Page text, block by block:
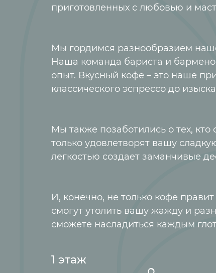
приготовленных с любовью и
Мы гордимся разнообразием
Наша команда бариста и
опыт. Вкусный кофе – это наше
классического эспрессо до
Мы также позаботились о тех,
только удовлетворят вашу
легкостью создает заманчивые
И, конечно, не только кофе
смогут утолить вашу жажду и
сможете насладиться каждым
1 этаж